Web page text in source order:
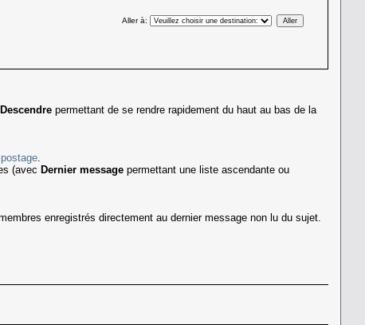
Aller à:
Descendrepermettant de se rendre rapidement du haut au bas de la
.
(avec Dernier messagepermettant une liste ascendante ou
enregistrés directement au dernier message non lu du sujet.